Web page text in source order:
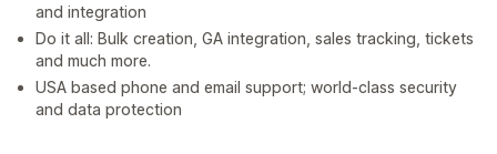
and integration
Do it all: Bulk creation, GA integration, sales tracking, tickets
and much more.
USA based phone and email support; world-class security
and data protection